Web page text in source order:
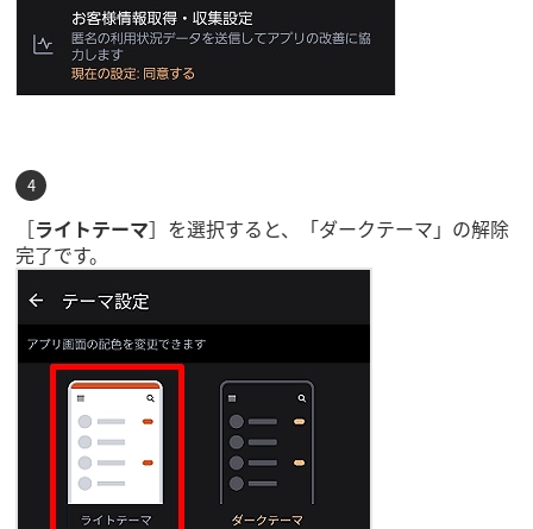
［ライトテーマ］を選択すると、「ダークテーマ」の解除
完了です。